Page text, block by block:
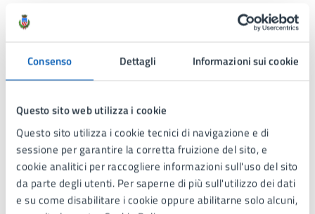
Consenso Dettagli Informazioni sui cookie
Questo sito web utilizza i cookie
Questo sito utilizza i cookie tecnici di navigazione e di
sessione per garantire la corretta fruizione del sito, e
cookie analitici per raccogliere informazioni sull'uso del sito
da parte degli utenti. Per saperne di più sull'utilizzo dei dati
e su come disabilitare i cookie oppure abilitarne solo alcuni,
Costi
Biglietto
€ 3,50 - Promozione Cinema Revolution MiC
Prevendita di € 1,00 con prenotazione online su
arenalissonecentro.controluce.18tickets.it Gratuito
con Disability Card
Allegati